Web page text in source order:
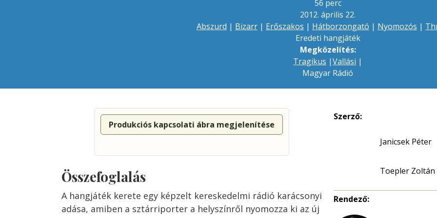
56 perc
2012. április 22.
Abszurd | Bizarr | Erőszakos | Hátborzongató | Nyomozós |
Eredeti hangjáték
Megközelítés:
Tragikus |Vallási |
Magyar Rádió
Produkciós kapcsolati ábra megjelenítése
Összefoglalás
A hangjáték kerete egy képzelt kereskedelmi rádió karácsonyi
adása, amiben a sztárriporter a helyszínről nyomozza ki az új
Szerző:
Janicsek Péter
Toepler Zoltán
Rendező: